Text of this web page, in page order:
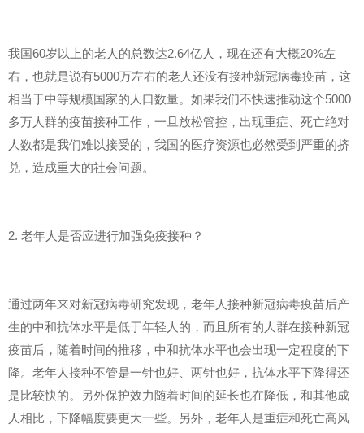
我国60岁以上的老人的总数达2.64亿人，现在还有大概20%左
右，也就是说有5000万左右的老人还没有接种新冠病毒疫苗，这
相当于中等规模国家的人口数量。如果我们不快速推动这个5000
多万人群的疫苗接种工作，一旦放松管控，出现重症、死亡绝对
人数都是我们难以接受的，我国的医疗资源也必然受到严重的挤
兑，造成重大的社会问题。
2. 老年人是否应进行加强免疫接种？
通过两年来对新冠病毒研究发现，老年人接种新冠病毒疫苗后产
生的中和抗体水平是低于年轻人的，而且所有的人群在接种新冠
疫苗后，随着时间的推移，中和抗体水平也会出现一定程度的下
降。老年人接种不管是一针也好、两针也好，抗体水平下降得还
是比较快的。另外保护效力随着时间的延长也在降低，和其他成
人相比，下降幅度要更大一些。另外，老年人是重症和死亡高风